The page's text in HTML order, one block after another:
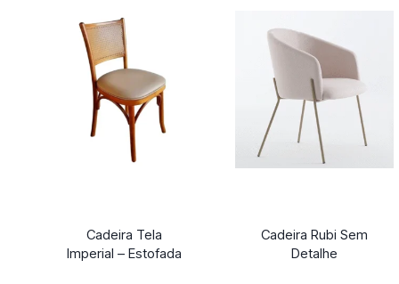
Cadeira Tela
Imperial – Estofada
Cadeira Rubi Sem
Detalhe